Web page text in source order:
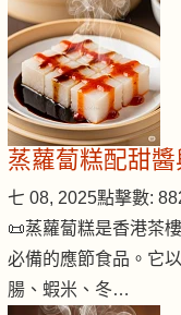
蒸蘿蔔糕配甜
七 08, 2025點擊數:
📜蒸蘿蔔糕是香港茶
必備的應節食品。它
腸、蝦米、冬…